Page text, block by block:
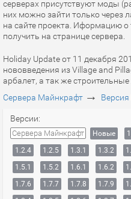
серверах присутствуют моды
них можно зайти только через
на сайте проекта. Иформацию о
получить на странице сервера.
Holiday Update от 11 декабря
нововведения из Village and
арбалет, а так же строительные
Сервера Майнкрафт → Версия
Версии:
Сервера Майнкрафт Новые
1.2.4
1.2.5 1.3.1 1.3.2
1.5.1
1.5.2 1.6.1 1.6.2
1.7.6
1.7.7 1.7.8 1.7.9